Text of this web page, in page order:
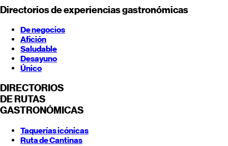
Directorios de experiencias gastronómicas
De negocios
Afición
Saludable
Desayuno
Único
DIRECTORIOS
DE RUTAS
GASTRONÓMICAS
Taquerías icónicas
Ruta de Cantinas